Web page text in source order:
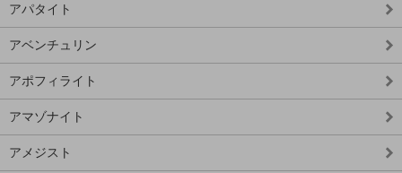
アパタイト
アベンチュリン
アポフィライト
アマゾナイト
アメジスト